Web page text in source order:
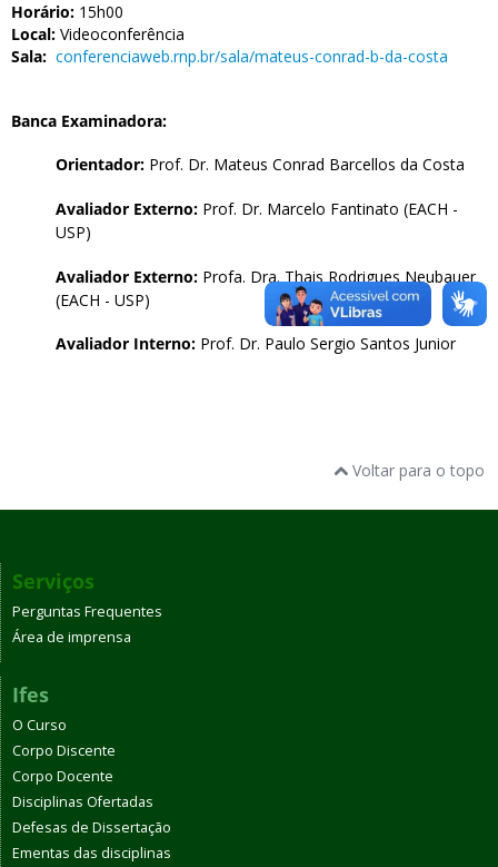
Horário: 15h00
Local: Videoconferência
Sala: conferenciaweb.rnp.br/sala/mateus-conrad-b-da-costa
Banca Examinadora:
Orientador: Prof. Dr. Mateus Conrad Barcellos da Costa
Avaliador Externo: Prof. Dr. Marcelo Fantinato (EACH -
USP)
Avaliador Externo: Profa. Dra. Thais Rodrigues Neubauer
(EACH - USP)
Avaliador Interno: Prof. Dr. Paulo Sergio Santos Junior
Voltar para o topo
Serviços
Perguntas Frequentes
Área de imprensa
Ifes
O Curso
Corpo Discente
Corpo Docente
Disciplinas Ofertadas
Defesas de Dissertação
Ementas das disciplinas